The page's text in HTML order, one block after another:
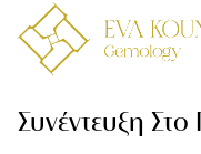
Συνέντευξη